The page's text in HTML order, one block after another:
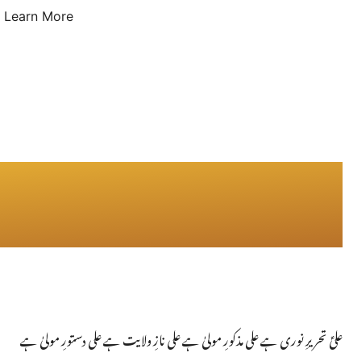
Learn More
علیؑ تحریرِ نوری ہے علی مذکورِ مولیٰ ہے علی نازِ ولایت ہے علی دستورِ مولیٰ ہے